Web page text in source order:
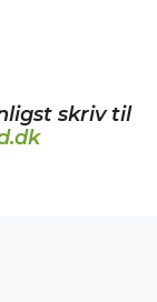
skriv til